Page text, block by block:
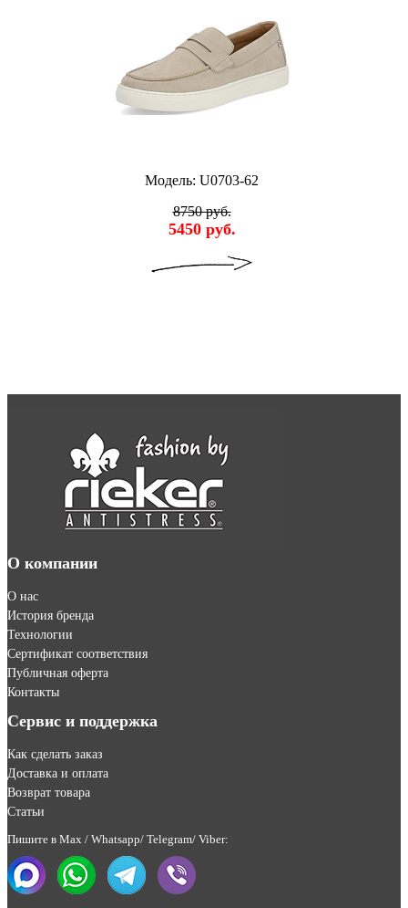
Модель: U0703-62
8750 руб.
5450 руб.
О компании
О нас
История бренда
Технологии
Сертификат соответствия
Публичная оферта
Контакты
Сервис и поддержка
Как сделать заказ
Доставка и оплата
Возврат товара
Статьи
Пишите в Max / Whatsapp/ Telegram/ Viber: